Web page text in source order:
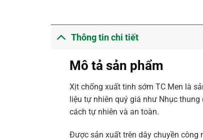
Thông tin chi tiết
Mô tả sản phẩm
Xịt chống xuất tinh sớm TC Men là
liệu tự nhiên quý giá như Nhục
cách tự nhiên và an toàn.
Được sản xuất trên dây chuyền công